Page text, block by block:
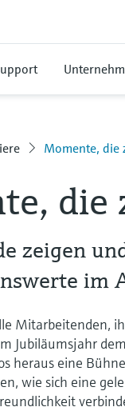
Momente, die
die
zeigen
im
Mitarbeitenden,
Jubiläumsjahr
heraus eine
wie sich eine